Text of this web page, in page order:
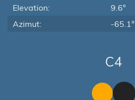
Elevation:
9.6°
Azimut:
-65.1°
C4